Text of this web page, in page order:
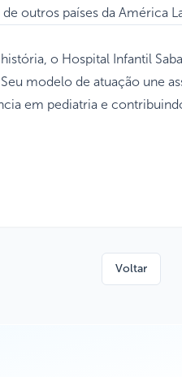
outros países da América
o Hospital Infantil
modelo de atuação une
em pediatria e
Voltar